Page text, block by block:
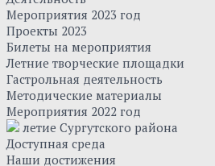
Мероприятия 2023 год
Проекты 2023
Билеты на мероприятия
Летние творческие площадки
Гастрольная деятельность
Методические материалы
Мероприятия 2022 год
летие Сургутского района
Доступная среда
Наши достижения